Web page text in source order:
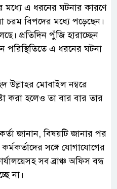
মধ্যে এ ধরনের ঘটনার কারণে
চরম বিপদের মধ্যে পড়েছেন।
প্রতিদিন পুঁজি হারাচ্ছেন
পরিস্থিতিতে এ ধরনের ঘটনা
উল্লাহর মোবাইল নম্বরে
করা হলেও তা বার বার তার
জানান, বিষয়টি জানার পর
সঙ্গে যোগাযোগের
সব ব্রাঞ্চ অফিস বন্ধ
না।